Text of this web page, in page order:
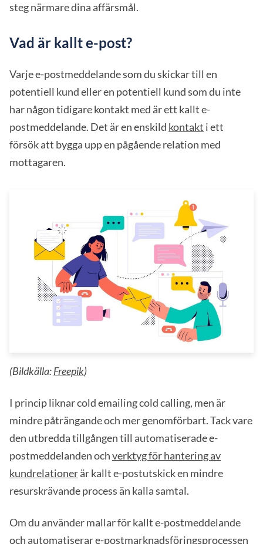
steg närmare dina affärsmål.
Vad är kallt e-post?
Varje e-postmeddelande som du skickar till en
potentiell kund eller en potentiell kund som du inte
har någon tidigare kontakt med är ett kallt e-
postmeddelande. Det är en enskild kontakt i ett
försök att bygga upp en pågående relation med
mottagaren.
(Bildkälla:Freepik)
I princip liknar cold emailing cold calling, men är
mindre påträngande och mer genomförbart. Tack vare
den utbredda tillgången till automatiserade e-
postmeddelanden ochverktyg för hantering av
kundrelationerär kallt e-postutskick en mindre
resurskrävande process än kalla samtal.
Om du använder mallar för kallt e-postmeddelande
och automatiserar e-postmarknadsföringsprocessen